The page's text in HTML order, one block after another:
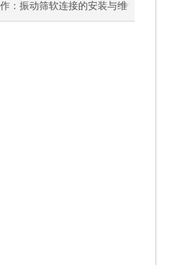
：振动筛软连接的安装与维